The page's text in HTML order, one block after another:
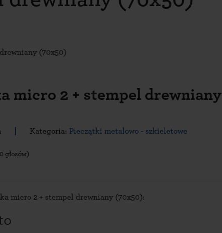
(70x50)
micro 2 + stempel drewniany
Kategoria: Pieczątki metalowo - szkieletowe
głosów)
micro 2 + stempel drewniany (70x50):